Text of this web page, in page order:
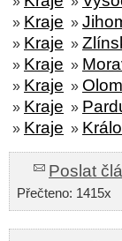
» Kraje »
» Kraje »
» Kraje »
» Kraje »
» Kraje »
» Kraje »
Poslat
Přečteno: 1415x